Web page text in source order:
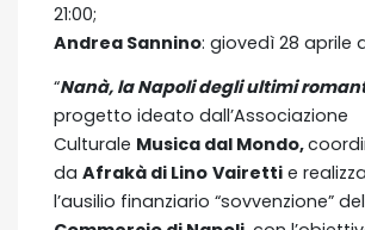
21:00;
Andrea Sannino: giovedì 28 aprile
“Nanà, la Napoli degli ultimi
progetto ideato dall’Associazione
Culturale Musica dal Mondo,
da Afrakà di Lino Vairetti e
l’ausilio finanziario “sovvenzione”